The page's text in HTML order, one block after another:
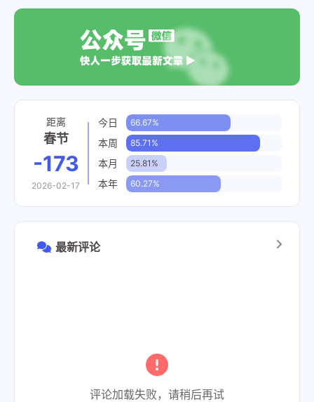
距离
春节
-173
2026-02-17
今日 66.67%
本周 85.71%
本月 25.81%
本年 60.27%
最新评论
评论加载失败，请稍后再试